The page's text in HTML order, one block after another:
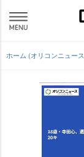
ホーム (オリコンニュー